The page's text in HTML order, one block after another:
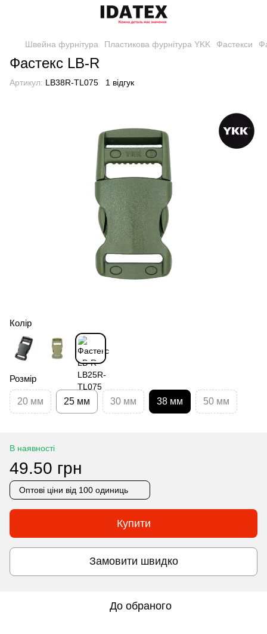
Швейна фурнітура Пластикова фурнітура YKK Фастекси
Фастекс LB-R
Артикул: LB38R-TL075 1 відгук
Колір
Розмір
20 мм 25 мм 30 мм 38 мм 50 мм
В наявності
49.50 грн
Оптові ціни від 100 одиниць
Купити
Замовити швидко
До обраного